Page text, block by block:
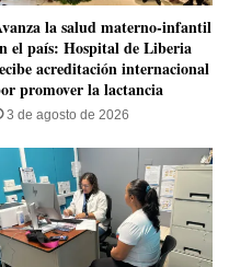
la salud materno-infantil
el país: Hospital de Liberia
acreditación internacional
promover la lactancia
3 de agosto de 2026